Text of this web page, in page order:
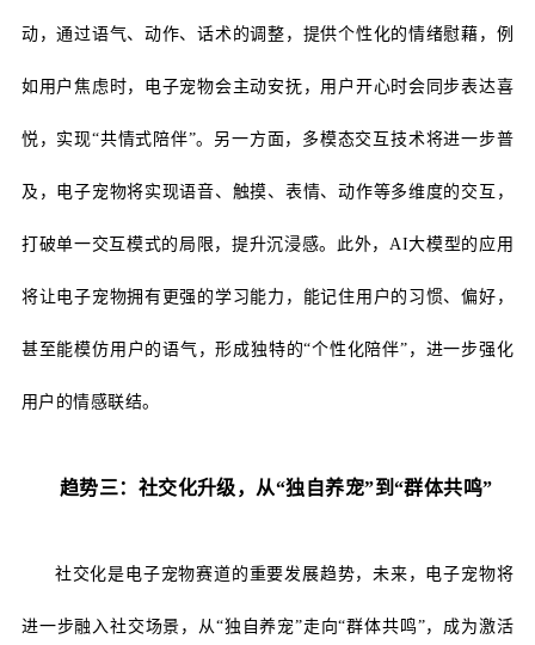
动，通过语气、动作、话术的调整，提供个性化的情绪慰藉，例
如用户焦虑时，电子宠物会主动安抚，用户开心时会同步表达喜
悦，实现“共情式陪伴”。另一方面，多模态交互技术将进一步普
及，电子宠物将实现语音、触摸、表情、动作等多维度的交互，
打破单一交互模式的局限，提升沉浸感。此外，AI大模型的应用
将让电子宠物拥有更强的学习能力，能记住用户的习惯、偏好，
甚至能模仿用户的语气，形成独特的“个性化陪伴”，进一步强化
用户的情感联结。
趋势三：社交化升级，从“独自养宠”到“群体共鸣”
社交化是电子宠物赛道的重要发展趋势，未来，电子宠物将
进一步融入社交场景，从“独自养宠”走向“群体共鸣”，成为激活